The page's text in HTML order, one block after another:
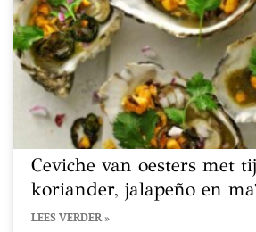
Ceviche van oesters met
koriander, jalapeño en
LEES VERDER »